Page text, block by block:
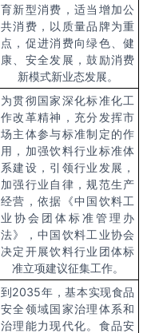
育新型消费，适当增加公
共消费，以质量品牌为重
点，促进消费向绿色、健
康、安全发展，鼓励消费
新模式新业态发展。
为贯彻国家深化标准化工
作改革精神，充分发挥市
场主体参与标准制定的作
用，加强饮料行业标准体
系建设，引领行业发展，
加强行业自律，规范生产
经营，依据《中国饮料工
业协会团体标准管理办
法》，中国饮料工业协会
决定开展饮料行业团体标
准立项建议征集工作。
到2035年，基本实现食品
安全领域国家治理体系和
治理能力现代化。食品安